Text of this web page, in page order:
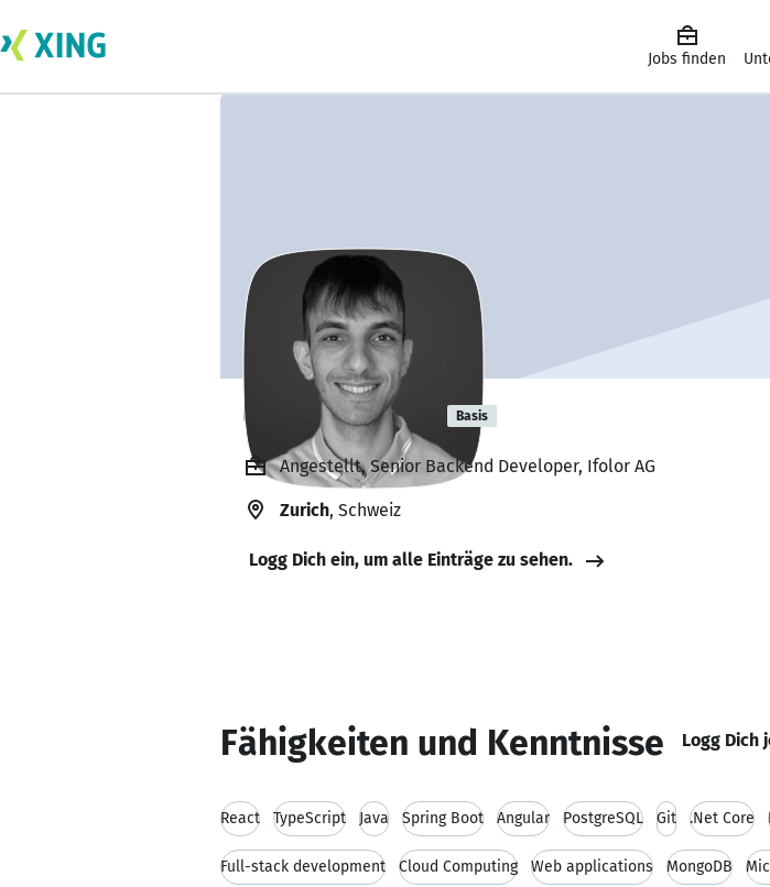
Jobs finden
Ulisses Araújo Basis
Angestellt, Senior Backend Developer, Ifolor AG
Zurich, Schweiz
Logg Dich ein, um alle Einträge zu sehen.
Fähigkeiten und Kenntnisse Logg Dich
React TypeScript Java Spring Boot Angular PostgreSQL Git .Net Core
Full-stack development Cloud Computing Web applications MongoDB